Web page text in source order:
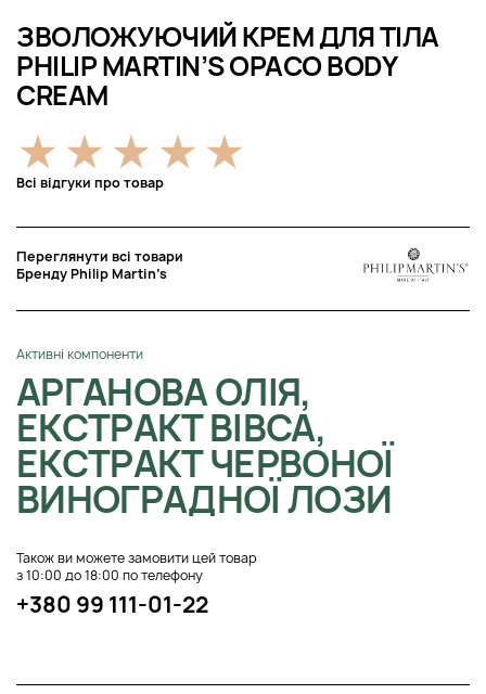
ЗВОЛОЖУЮЧИЙ КРЕМ ДЛЯ ТІЛА
PHILIP MARTIN’S OPACO BODY
CREAM
Всі відгуки про товар
Переглянути всі товари
Бренду Philip Martin’s
Активні компоненти
АРГАНОВА ОЛІЯ,
ЕКСТРАКТ ВІВСА,
ЕКСТРАКТ ЧЕРВОНОЇ
ВИНОГРАДНОЇ ЛОЗИ
Також ви можете замовити цей товар
з 10:00 до 18:00 по телефону
+380 99 111-01-22